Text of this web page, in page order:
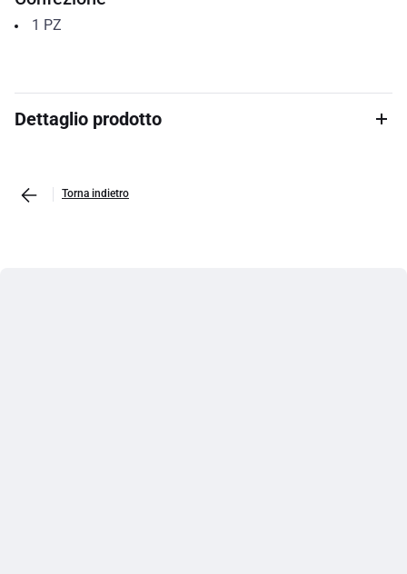
1 PZ
Dettaglio prodotto
Torna indietro